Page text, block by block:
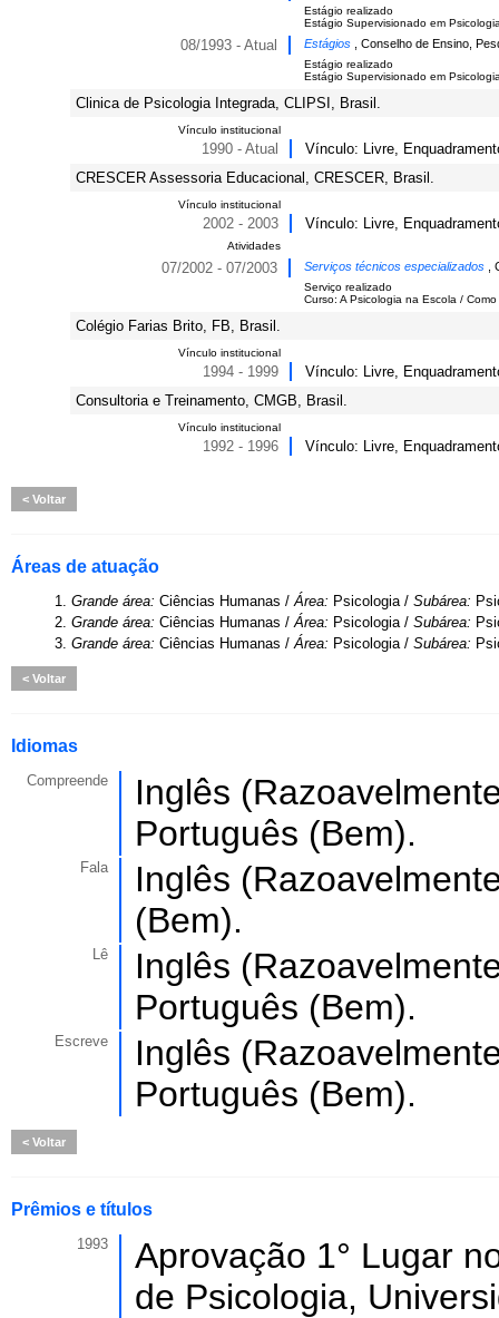
Estágio realizado
Estágio Supervisionado em
08/1993 - Atual Estágios , Conselho de Ensino,
Estágio realizado
Estágio Supervisionado em
Clinica de Psicologia Integrada, CLIPSI, Brasil.
Vínculo institucional
1990 - Atual
Vínculo: Livre,
CRESCER Assessoria Educacional, CRESCER, Brasil.
Vínculo institucional
2002 - 2003 Vínculo: Livre,
Atividades
07/2002 - 07/2003 Serviços técnicos especializados
Serviço realizado
Curso: A Psicologia na Escola /
Colégio Farias Brito, FB, Brasil.
Vínculo institucional
1994 - 1999
Vínculo: Livre,
Consultoria e Treinamento, CMGB, Brasil.
Vínculo institucional
1992 - 1996 Vínculo: Livre,
Voltar
Áreas de atuação
1. Grande área: Ciências Humanas /Área: Psicologia / Subárea:
2. Grande área: Ciências Humanas /Área: Psicologia / Subárea:
3. Grande área: Ciências Humanas /Área: Psicologia / Subárea:
Voltar
Idiomas
Compreende
Inglês
Português (Bem).
Fala
Inglês
(Bem).
Lê
Inglês
Português (Bem).
Escreve
Inglês
Português (Bem).
Voltar
Prêmios e títulos
1993
Aprovação 1° Lugar
de Psicologia,